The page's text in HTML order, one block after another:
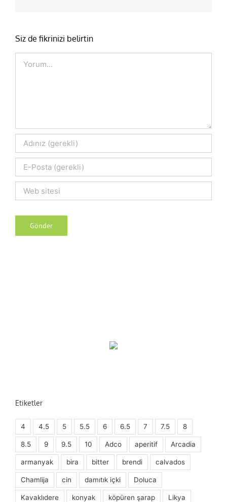
Siz de fikrinizi belirtin
Etiketler
4 4.5 5 5.5 6 6.5 7 7.5 8
8.5 9 9.5 10 Adco aperitif Arcadia
armanyak bira bitter brendi calvados
Chamlija cin damıtık içki Doluca
Kavaklıdere konyak köpüren şarap Likya